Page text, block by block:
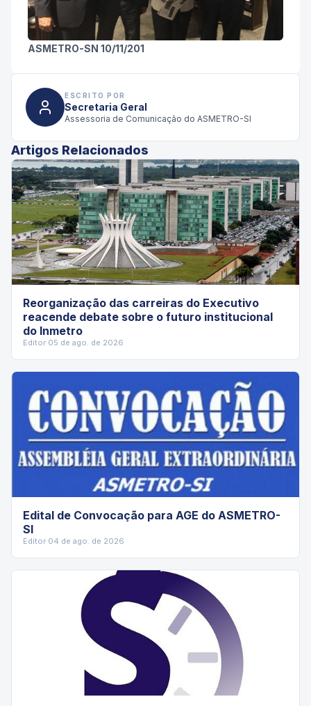
ASMETRO-SN 10/11/201
ESCRITO POR
Secretaria Geral
Assessoria de Comunicação do ASMETRO-SI
Artigos Relacionados
Reorganização das carreiras do Executivo
reacende debate sobre o futuro institucional
do Inmetro
Editor·05 de ago. de 2026
Edital de Convocação para AGE do ASMETRO-
SI
Editor·04 de ago. de 2026